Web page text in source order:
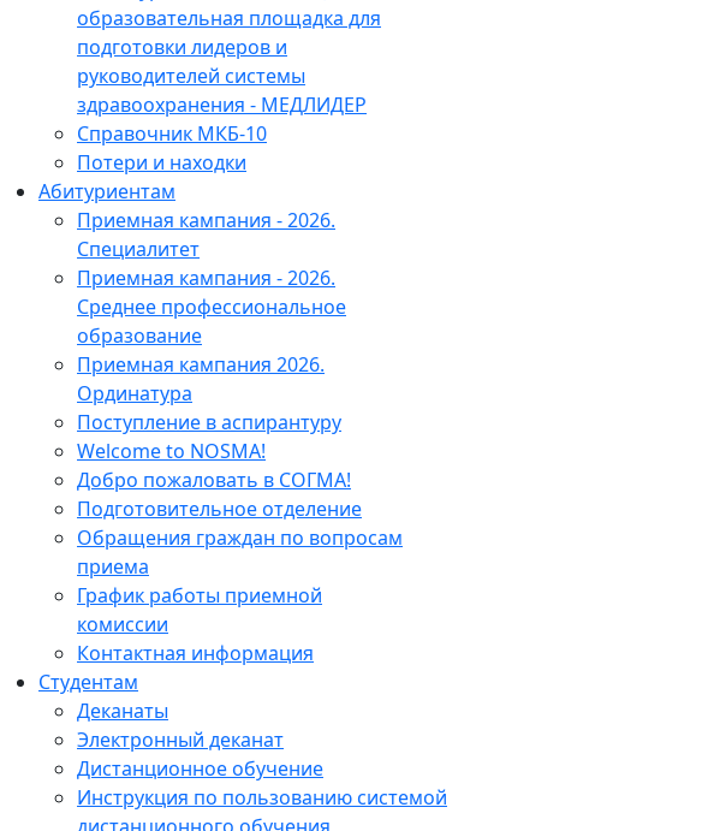
образовательная площадка для
подготовки лидеров и
руководителей системы
здравоохранения - МЕДЛИДЕР
Справочник МКБ-10
Потери и находки
Абитуриентам
Приемная кампания - 2026.
Специалитет
Приемная кампания - 2026.
Среднее профессиональное
образование
Приемная кампания 2026.
Ординатура
Поступление в аспирантуру
Welcome to NOSMA!
Добро пожаловать в СОГМА!
Подготовительное отделение
Обращения граждан по вопросам
приема
График работы приемной
комиссии
Контактная информация
Студентам
Деканаты
Электронный деканат
Дистанционное обучение
Инструкция по пользованию системой